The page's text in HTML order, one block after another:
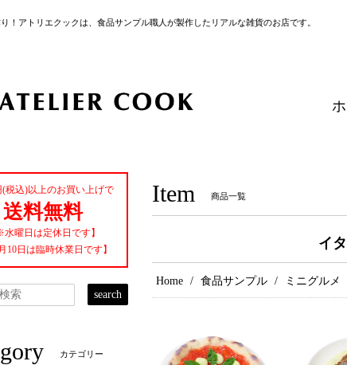
！アトリエクックは、食品サンプル職人が製作したリアルな雑貨のお店です。
Item 商品一覧
イ
Home 食品サンプル ミニグルメ
(税込)以上のお買い上げで
送料無料
水曜日は定休日です】
10日は臨時休業日です】
search
カテゴリー